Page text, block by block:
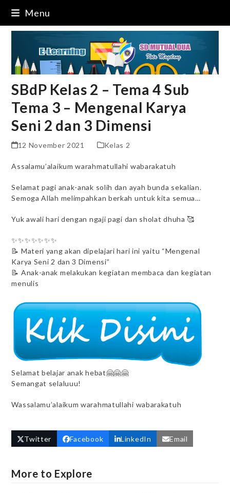
content
Menu
SBdP Kelas 2 – Tema 4 Sub
Tema 3 – Mengenal Karya
Seni 2 dan 3 Dimensi
12 November 2021 Kelas 2
Assalamu’alaikum warahmatullahi wabarakatuh
Selamat pagi anak-anak solih dan ayah bunda sekalian.
Semoga Allah melimpahkan berkah untuk kita semua…
Yuk awali hari dengan ngaji pagi dan sholat dhuha 🥰
✨✨✨✨✨✨✨
📝 Materi yang akan dipelajari hari ini yaitu “Mengenal
Karya Seni 2 dan 3 Dimensi”
📝 Anak-anak melakukan kegiatan membaca dan kegiatan
menulis
Selamat belajar anak hebat🤗🤗🤗
Semangat selaluuu!
Wassalamu’alaikum warahmatullahi wabarakatuh
Twitter Facebook LinkedIn Email
More to Explore